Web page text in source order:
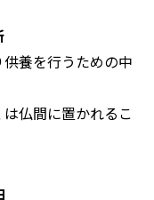
養を行うための中
仏間に置かれるこ